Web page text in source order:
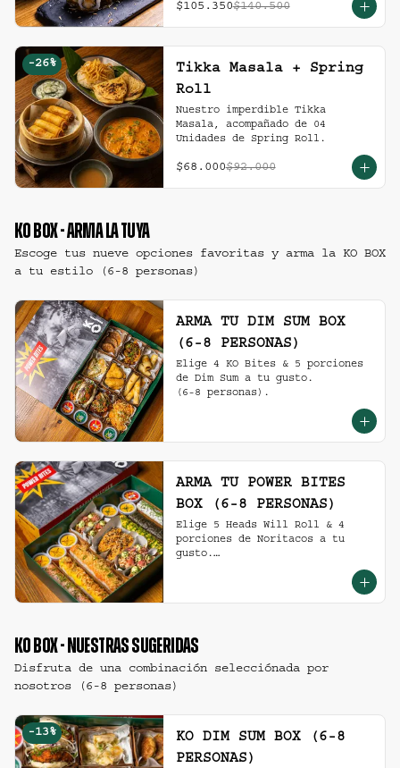
$105.350$140.500
-26%
Tikka Masala + Spring
Roll
Nuestro imperdible Tikka
Masala, acompañado de 04
Unidades de Spring Roll.
$68.000$92.000
KO BOX - ARMA LA TUYA
Escoge tus nueve opciones favoritas y arma la KO BOX
a tu estilo (6-8 personas)
ARMA TU DIM SUM BOX
(6-8 PERSONAS)
Elige 4 KO Bites & 5 porciones
de Dim Sum a tu gusto.
(6-8 personas).
ARMA TU POWER BITES
BOX (6-8 PERSONAS)
Elige 5 Heads Will Roll & 4
porciones de Noritacos a tu
gusto.
KO BOX - NUESTRAS SUGERIDAS
Disfruta de una combinación selecciónada por
nosotros (6-8 personas)
-13%
KO DIM SUM BOX (6-8
PERSONAS)